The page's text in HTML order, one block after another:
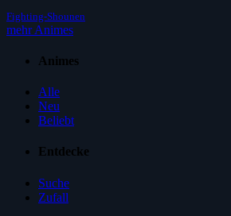
Fighting-Shounen
mehr Animes
Animes
Alle
Neu
Beliebt
Entdecke
Suche
Zufall